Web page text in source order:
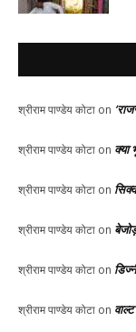
श्रीराम पाण्डेय कोटा on
श्रीराम पाण्डेय कोटा on क्या
श्रीराम पाण्डेय कोटा on
श्रीराम पाण्डेय कोटा on
श्रीराम पाण्डेय कोटा on
श्रीराम पाण्डेय कोटा on